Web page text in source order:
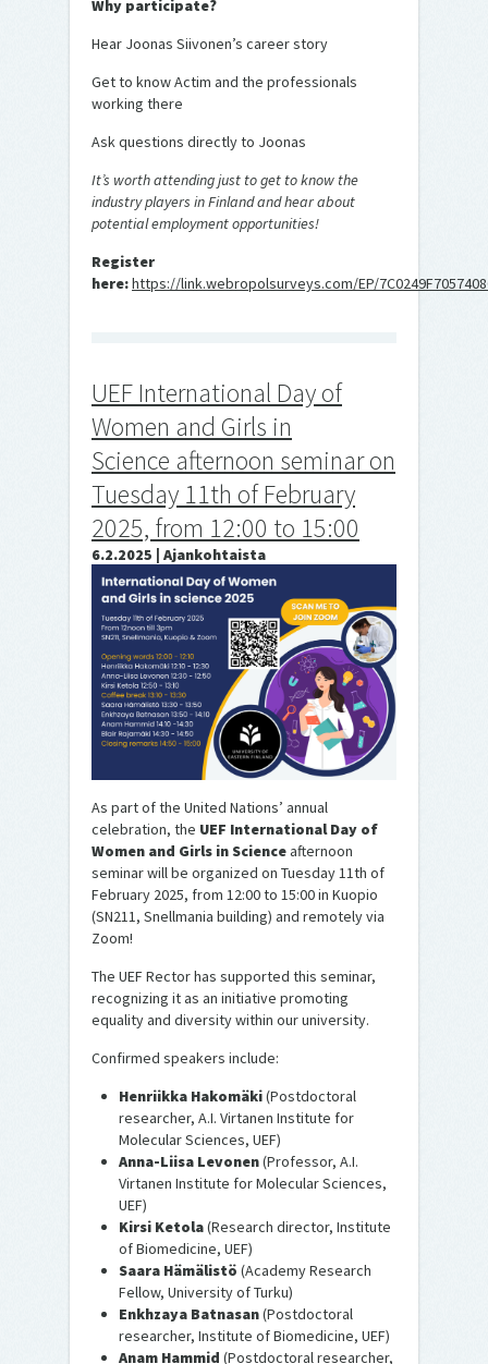
Why participate?
Hear Joonas Siivonen’s career story
Get to know Actim and the professionals
working there
Ask questions directly to Joonas
It’s worth attending just to get to know the
industry players in Finland and hear about
potential employment opportunities!
Register
here:https://link.webropolsurveys.com/EP/
UEF International Day of
Women and Girls in
Science afternoon seminar on
Tuesday 11th of February
2025, from 12:00 to 15:00
6.2.2025 | Ajankohtaista
As part of the United Nations’ annual
celebration, the UEF International Day of
Women and Girls in Scienceafternoon
seminar will be organized on Tuesday 11th of
February 2025, from 12:00 to 15:00 in Kuopio
(SN211, Snellmania building) and remotely via
Zoom!
The UEF Rector has supported this seminar,
recognizing it as an initiative promoting
equality and diversity within our university.
Confirmed speakers include:
Henriikka Hakomäki(Postdoctoral
researcher, A.I. Virtanen Institute for
Molecular Sciences, UEF)
Anna-Liisa Levonen(Professor, A.I.
Virtanen Institute for Molecular Sciences,
UEF)
Kirsi Ketola(Research director, Institute
of Biomedicine, UEF)
Saara Hämälistö (Academy Research
Fellow, University of Turku)
Enkhzaya Batnasan(Postdoctoral
researcher, Institute of Biomedicine, UEF)
Anam Hammid (Postdoctoral researcher,